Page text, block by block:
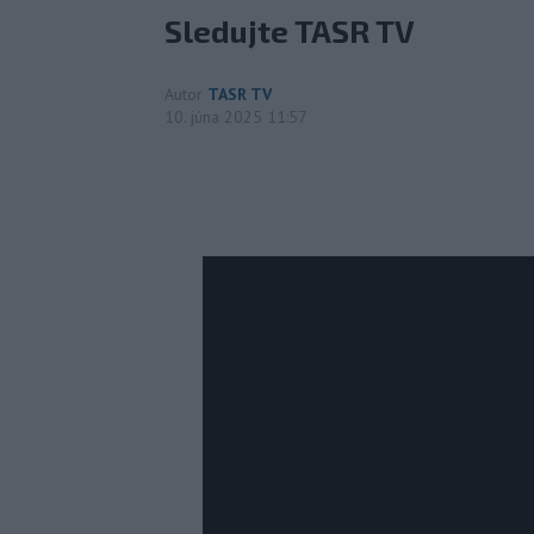
Sledujte TASR TV
Autor TASR TV
10. júna 2025 11:57